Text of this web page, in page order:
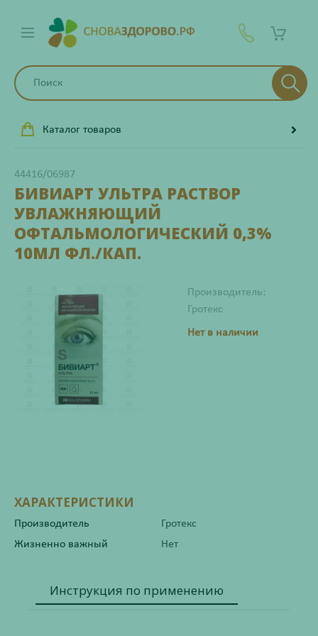
Каталог товаров
44416/06987
БИВИАРТ УЛЬТРА РАСТВОР
УВЛАЖНЯЮЩИЙ
ОФТАЛЬМОЛОГИЧЕСКИЙ 0,3%
10МЛ ФЛ./КАП.
Производитель:
Гротекс
Нет в наличии
ХАРАКТЕРИСТИКИ
Производитель
Гротекс
Жизненно важный
Нет
Инструкция по применению